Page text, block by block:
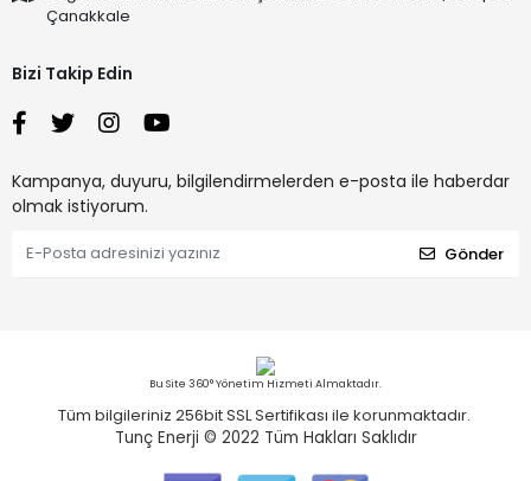
Çanakkale
Bizi Takip Edin
Kampanya, duyuru, bilgilendirmelerden e-posta ile haberdar
olmak istiyorum.
Gönder
Bu Site 360° Yönetim Hizmeti Almaktadır.
Tüm bilgileriniz 256bit SSL Sertifikası ile korunmaktadır.
Tunç Enerji © 2022 Tüm Hakları Saklıdır